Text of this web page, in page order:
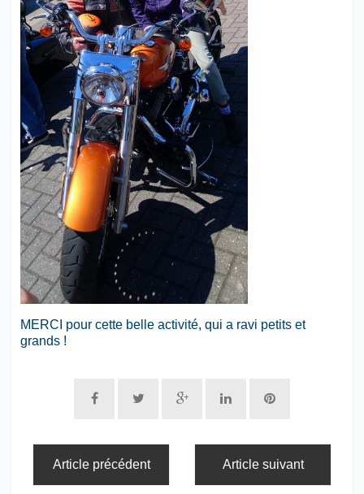
MERCI pour cette belle activité, qui a ravi petits et
grands !
Article précédent Article suivant